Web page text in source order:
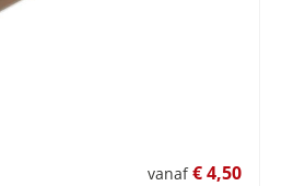
vanaf€ 4,50